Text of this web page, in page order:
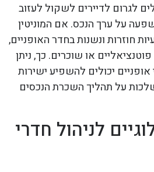
לגרום לדיירים לשקול לעזוב
על ערך הנכס. אם המוניטין
חוזרות ונשנות בחדר האופניים,
או שוכרים. כך, ניתן
יכולים להשפיע ישירות
על תהליך השכרת הנכסים
לניהול חדרי